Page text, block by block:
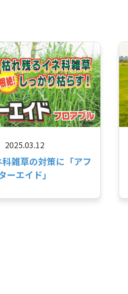
2025.03.12
雑草の対策に「アフ
ーエイド」